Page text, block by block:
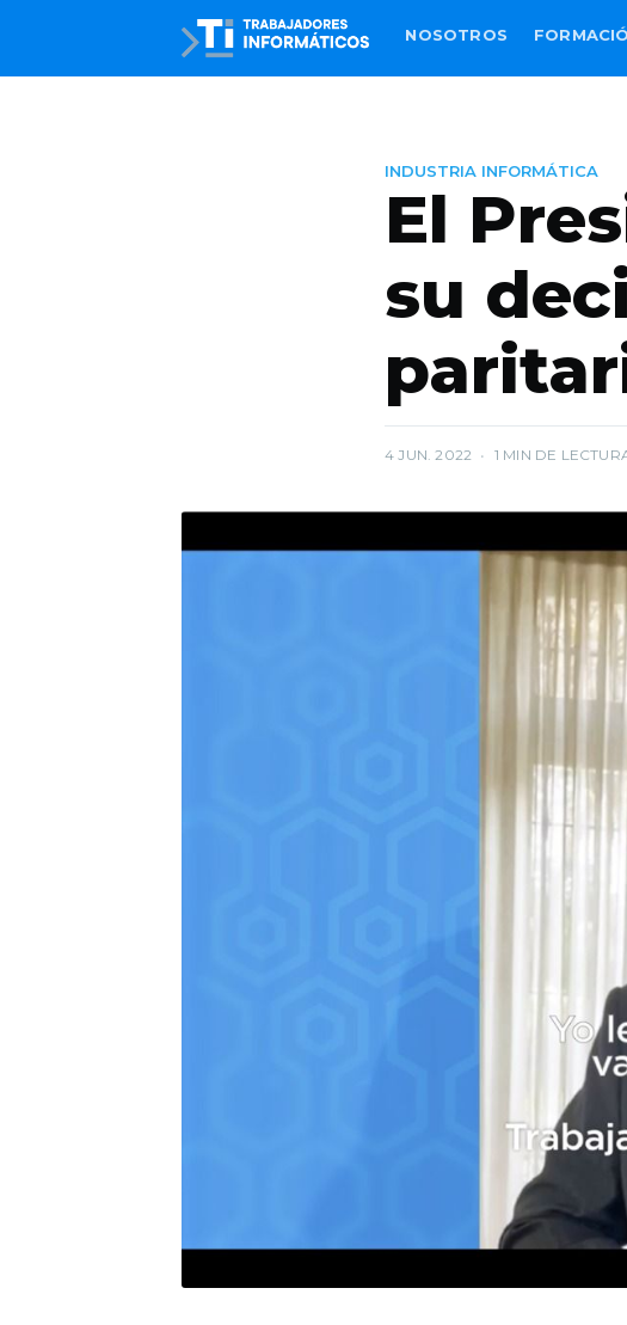
NOSOTROS
INDUSTRIA INFORMÁTICA
El
su
4 JUN. 2022 • 1 MIN DE